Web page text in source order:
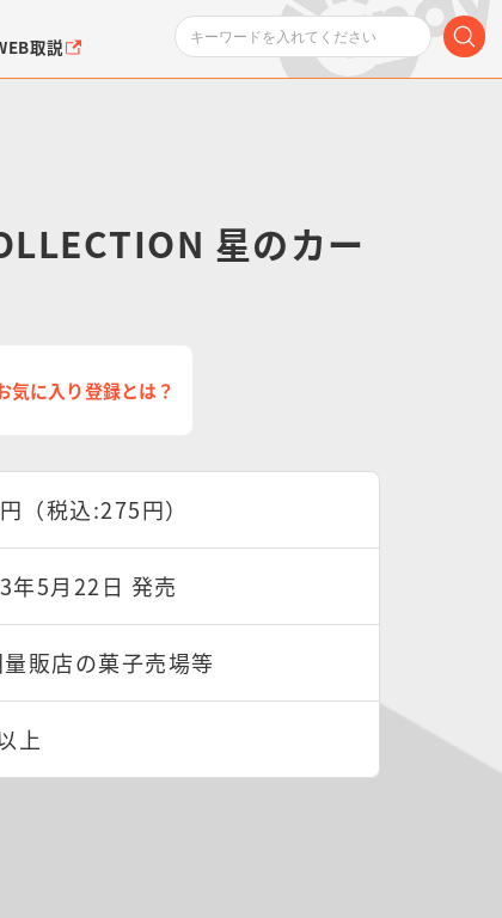
取説
星のカー
気に入り登録とは？
（税込:275円）
年5月22日 発売
販店の菓子売場等
上